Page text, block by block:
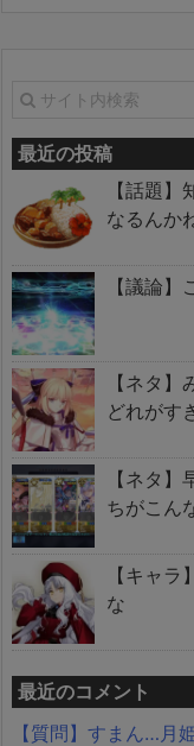
最近の投稿
【話題
なるんか
【議論
【ネタ
どれがす
【ネタ
ちがこん
【キャ
な
最近のコメント
【質問】すまん…月